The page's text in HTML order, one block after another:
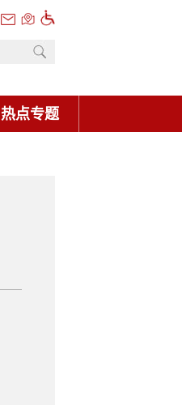
热点专题